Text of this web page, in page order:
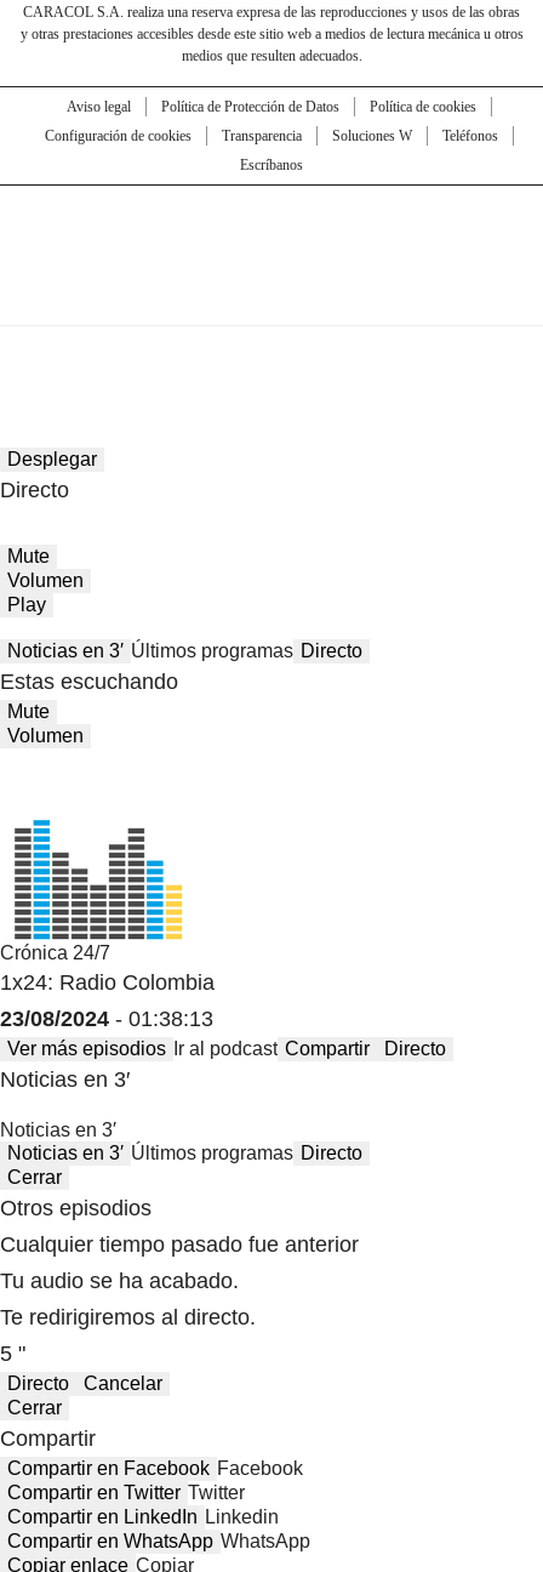
CARACOL S.A. realiza una reserva expresa de las reproducciones y usos de las obras
y otras prestaciones accesibles desde este sitio web a medios de lectura mecánica u otros
medios que resulten adecuados.
Aviso legal Política de Protección de Datos
Política de cookies
Configuración de cookies
Transparencia Soluciones W
Teléfonos
Escríbanos
Desplegar
Directo
Mute
Volumen
Play
Noticias en 3′ Últimos programas Directo
Estas escuchando
Mute
Volumen
Crónica 24/7
1x24: Radio Colombia
23/08/2024 - 01:38:13
Ver más episodios Ir al podcast Compartir Directo
Noticias en 3′
Noticias en 3′
Noticias en 3′ Últimos programas Directo
Cerrar
Otros episodios
Cualquier tiempo pasado fue anterior
Tu audio se ha acabado.
Te redirigiremos al directo.
5 "
Directo
Cancelar
Cerrar
Compartir
Compartir en Facebook Facebook
Compartir en Twitter Twitter
Compartir en LinkedIn Linkedin
Compartir en WhatsApp WhatsApp
Copiar enlace Copiar